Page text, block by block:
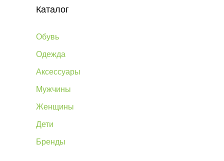
Каталог
Обувь
Одежда
Аксессуары
Мужчины
Женщины
Дети
Бренды